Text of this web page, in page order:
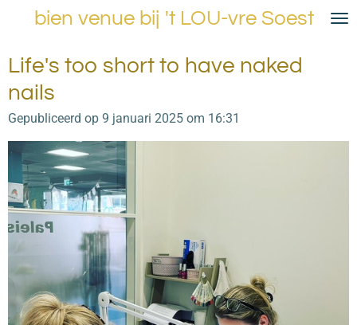
naar
de
hoofdinhoud
bien venue bij 't LOU-vre Soest
Life's too short to have naked
nails
Gepubliceerd op 9 januari 2025 om 16:31